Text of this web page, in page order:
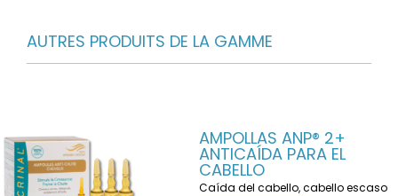
AUTRES PRODUITS DE LA GAMME
AMPOLLAS ANP® 2+
ANTICAÍDA PARA EL
CABELLO
Caída del cabello, cabello escaso